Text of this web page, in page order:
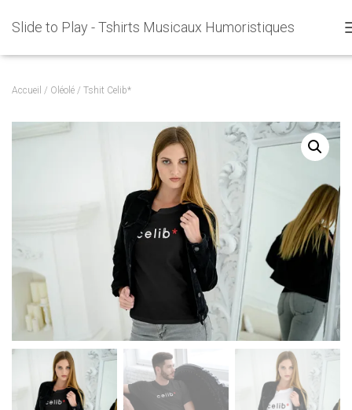
Slide to Play - Tshirts Musicaux Humoristiques
Accueil / Oléolé / Tshit Celib*